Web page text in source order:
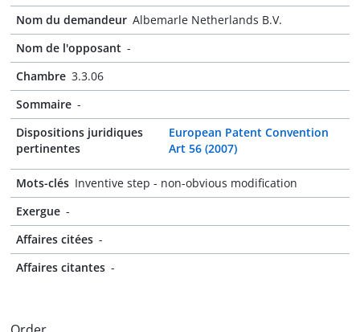
Nom du demandeur Albemarle Netherlands B.V.
Nom de l'opposant -
Chambre 3.3.06
Sommaire -
Dispositions juridiques
pertinentes
European Patent Convention
Art 56 (2007)
Mots-clés Inventive step - non-obvious modification
Exergue -
Affaires citées -
Affaires citantes -